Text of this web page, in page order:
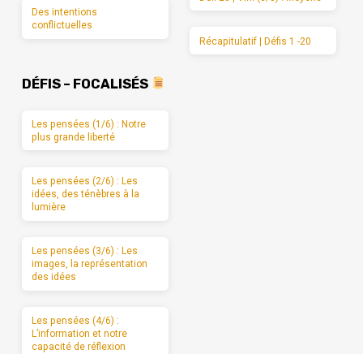
Des intentions
conflictuelles
Récapitulatif | Défis 1 -20
DÉFIS – FOCALISÉS
Les pensées (1/6) : Notre
plus grande liberté
Les pensées (2/6) : Les
idées, des ténèbres à la
lumière
Les pensées (3/6) : Les
images, la représentation
des idées
Les pensées (4/6) :
L’information et notre
capacité de réflexion